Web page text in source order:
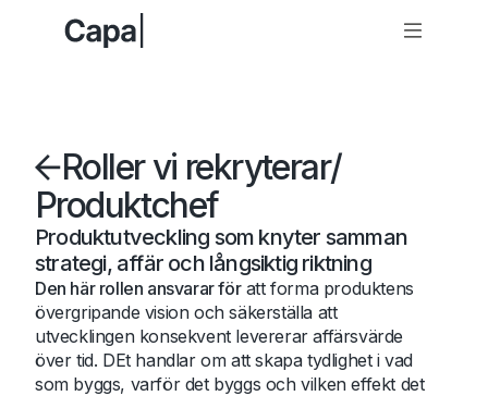
Roller vi rekryterar/
Produktchef
Produktutveckling som knyter samman
strategi, affär och långsiktig riktning
Den här rollen ansvarar föratt forma produktens
övergripande vision och säkerställa att
utvecklingen konsekvent levererar affärsvärde
över tid. DEt handlar om att skapa tydlighet i vad
som byggs, varför det byggs och vilken effekt det